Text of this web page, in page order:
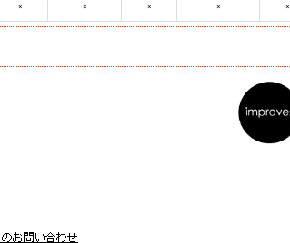
× × × × ×